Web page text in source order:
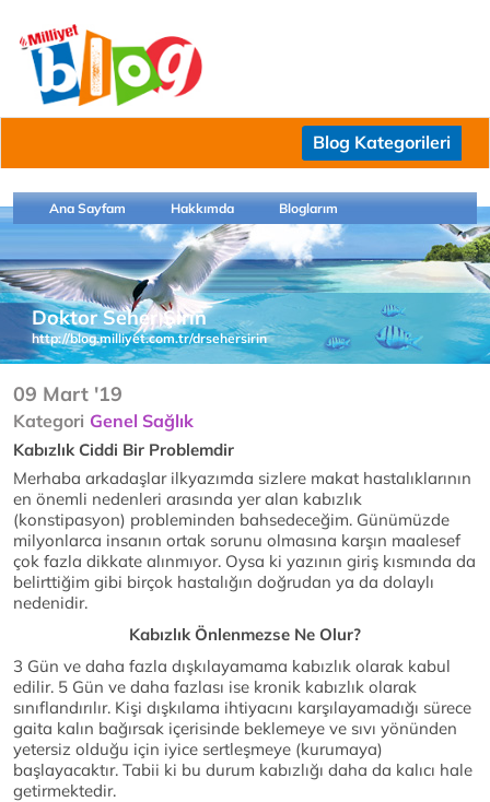
Blog Kategorileri
Ana Sayfam Hakkımda Bloglarım
Doktor Seher Şirin
http://blog.milliyet.com.tr/drsehersirin
09 Mart '19
Kategori Genel Sağlık
Kabızlık Ciddi Bir Problemdir
Merhaba arkadaşlar ilkyazımda sizlere makat hastalıklarının
en önemli nedenleri arasında yer alan kabızlık
(konstipasyon) probleminden bahsedeceğim. Günümüzde
milyonlarca insanın ortak sorunu olmasına karşın maalesef
çok fazla dikkate alınmıyor. Oysa ki yazının giriş kısmında da
belirttiğim gibi birçok hastalığın doğrudan ya da dolaylı
nedenidir.
Kabızlık Önlenmezse Ne Olur?
3 Gün ve daha fazla dışkılayamama kabızlık olarak kabul
edilir. 5 Gün ve daha fazlası ise kronik kabızlık olarak
sınıflandırılır. Kişi dışkılama ihtiyacını karşılayamadığı sürece
gaita kalın bağırsak içerisinde beklemeye ve sıvı yönünden
yetersiz olduğu için iyice sertleşmeye (kurumaya)
başlayacaktır. Tabii ki bu durum kabızlığı daha da kalıcı hale
getirmektedir.